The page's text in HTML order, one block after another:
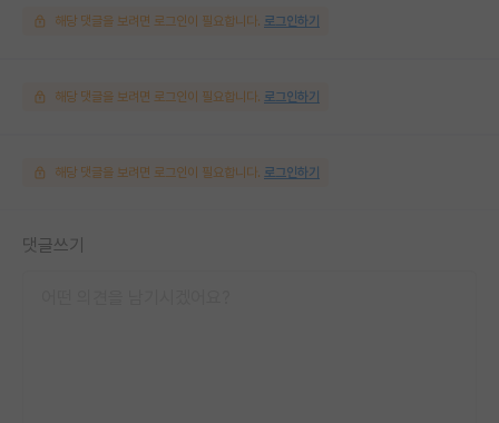
해당 댓글을 보려면 로그인이 필요합니다. 로그인하기
해당 댓글을 보려면 로그인이 필요합니다. 로그인하기
해당 댓글을 보려면 로그인이 필요합니다. 로그인하기
댓글쓰기